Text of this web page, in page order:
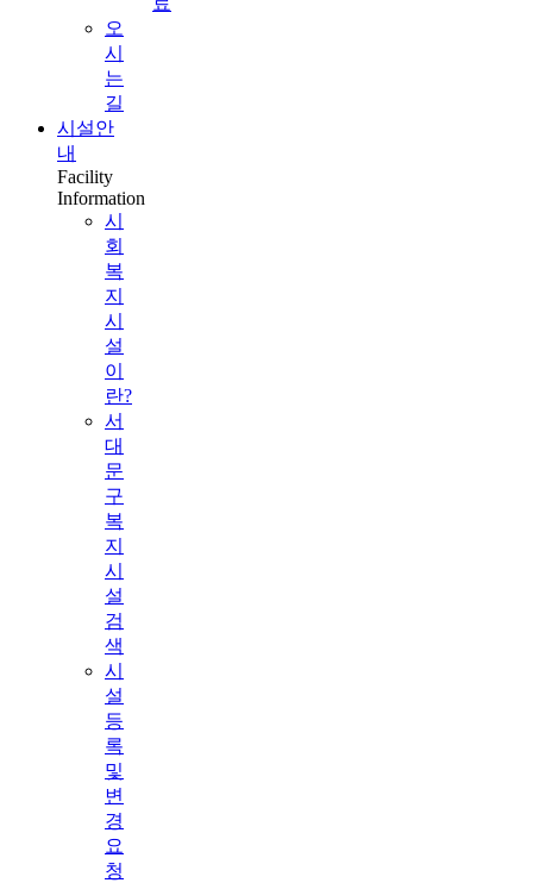
오
시
는
길
시설안
내
Facility
Information
시
회
복
지
시
설
이
란?
서
대
문
구
복
지
시
설
검
색
시
설
등
록
및
변
경
요
청